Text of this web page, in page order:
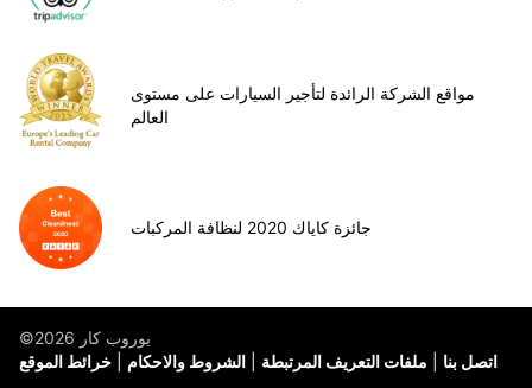
مواقع الشركة الرائدة لتأجير السيارات على مستوى
العالم
جائزة كاياك 2020 لنظافة المركبات
©يوروب كار 2026
خرائط الموقع
الشروط والاحكام ملفات التعريف المرتبطة اتصل بنا